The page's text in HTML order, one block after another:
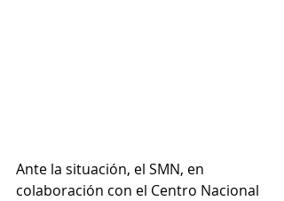
Ante la situación, el SMN, en
colaboración con el Centro Nacional